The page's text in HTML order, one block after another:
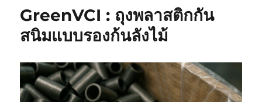
GreenVCI : ถุงพลาสติกกัน
สนิมแบบรองก้นลังไม้